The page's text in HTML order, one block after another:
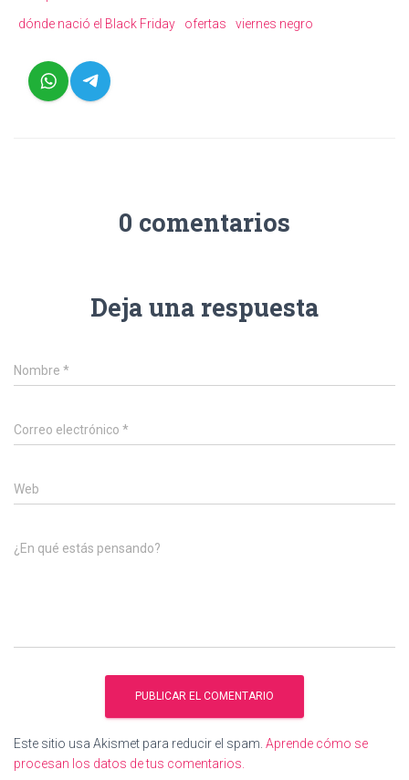
dónde nació el Black Friday
ofertas viernes negro
0 comentarios
Deja una respuesta
Nombre *
Correo electrónico *
Web
¿En qué estás pensando?
Este sitio usa Akismet para reducir el spam. Aprende cómo se
procesan los datos de tus comentarios.